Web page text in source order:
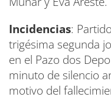
Incidencias:
trigésima segunda
en el Pazo dos
minuto de silencio
motivo del